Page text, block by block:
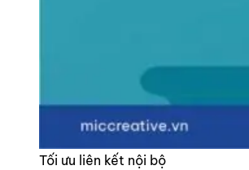
Tối ưu liên kết nội bộ